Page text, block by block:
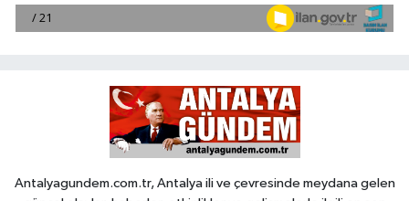
Antalyagundem.com.tr, Antalya ili ve çevresinde meydana gelen